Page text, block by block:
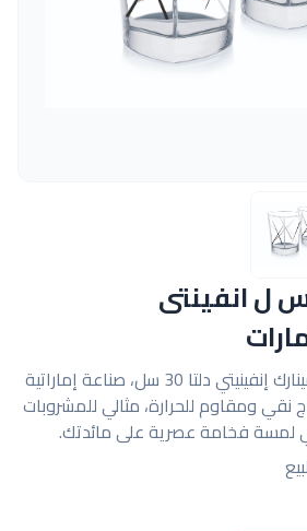
ل انفينتى
طقم 6 أكواب شاي لومينارك إنفينيتي دلتا 30 سل، صناعة إماراتية
ومقاوم للحرارة، مثالي للمشروبات
لمسة فخامة عصرية على مائدتك.